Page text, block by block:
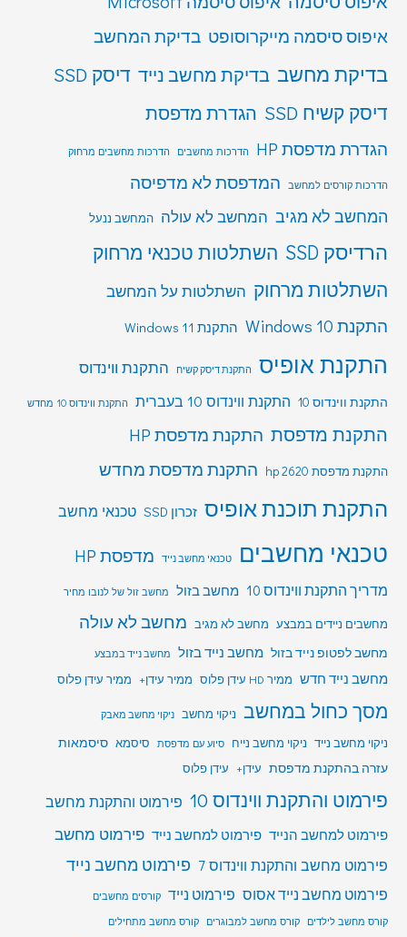
איפוס סיסמה מייקרוסופט בדיקת המחשב
בדיקת מחשב בדיקת מחשב נייד דיסק SSD
דיסק קשיח SSD
הגדרת מדפסת
הגדרת מדפסת HP הדרכות מחשבים הדרכות מחשבים מרחוק
הדרכות קורסים למחשב המדפסת לא מדפיסה
המחשב לא מגיב המחשב לא עולה המחשב ננעל
הרדיסק SSD
השתלטות טכנאי מרחוק
השתלטות מרחוק השתלטות על המחשב
התקנת Windows 10 התקנת Windows 11
התקנת אופיס התקנת דיסק קשיח התקנת ווינדוס
התקנת ווינדוס 10 התקנת ווינדוס 10 בעברית התקנת ווינדוס 10 מחדש
התקנת מדפסת התקנת מדפסת HP
התקנת מדפסת hp 2620 התקנת מדפסת מחדש
התקנת תוכנת אופיס זכרון SSD טכנאי מחשב
טכנאי מחשבים טכנאי מחשב נייד מדפסת HP
מדריך התקנת ווינדוס 10 מחשב בזול מחשב זול של לנובו מחיר
מחשבים ניידים במבצע מחשב לא מגיב מחשב לא עולה
מחשב לפטופ נייד בזול מחשב נייד בזול מחשב נייד במבצע
מחשב נייד חדש ממיר HD עידן פלוס ממיר עידן+ ממיר עידן פלוס
מסך כחול במחשב ניקוי מחשב ניקוי מחשב מאבק
ניקוי מחשב נייד ניקוי מחשב נייח סיוע עם מדפסת סיסמא סיסמאות
עזרה בהתקנת מדפסת עידן+ עידן פלוס
פירמוט והתקנת ווינדוס 10 פירמוט והתקנת מחשב
פירמוט למחשב הנייד פירמוט למחשב נייד פירמוט מחשב
פירמוט מחשב והתקנת ווינדוס 7
פירמוט מחשב נייד
פירמוט מחשב נייד אסוס פירמוט נייד קורסים מחשבים
קורס מחשב לילדים
קורס מחשב למבוגרים
קורס מחשב מתחילים